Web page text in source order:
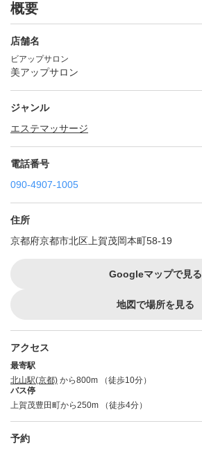
概要
店舗名
ビアップサロン
美アップサロン
ジャンル
エステマッサージ
電話番号
090-4907-1005
住所
京都府京都市北区上賀茂岡本町58-19
Googleマップで見る
地図で場所を見る
アクセス
最寄駅
北山駅(京都) から800m （徒歩10分）
バス停
上賀茂豊田町から250m （徒歩4分）
予約